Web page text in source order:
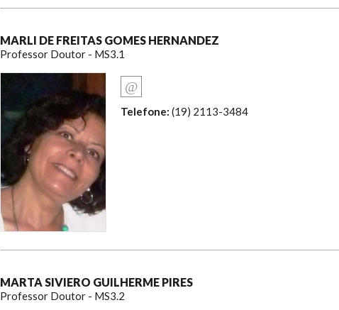
MARLI DE FREITAS GOMES HERNANDEZ
Professor Doutor - MS3.1
Telefone: (19) 2113-3484
MARTA SIVIERO GUILHERME PIRES
Professor Doutor - MS3.2